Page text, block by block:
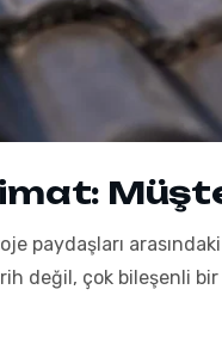
paydaşları
değil, çok bileşenli bir